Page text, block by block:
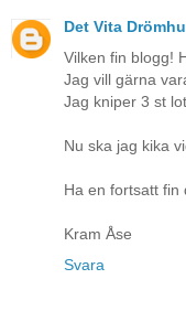
Det Vita
Vilken fin blogg!
Jag vill gärna
Jag kniper 3 st
Nu ska jag kika
Ha en fortsatt fin
Kram Åse
Svara